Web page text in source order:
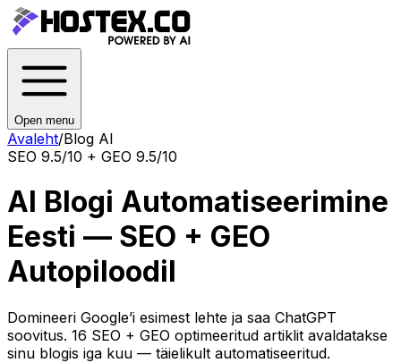
Open menu
Avaleht/Blog AI
SEO 9.5/10 + GEO 9.5/10
AI Blogi Automatiseerimine
Eesti — SEO + GEO
Autopiloodil
Domineeri Google’i esimest lehte ja saa ChatGPT
soovitus. 16 SEO + GEO optimeeritud artiklit avaldatakse
sinu blogis iga kuu — täielikult automatiseeritud.